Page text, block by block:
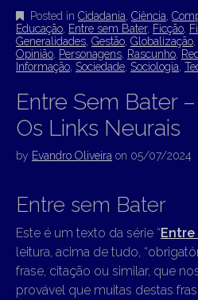
Posted in Cidadania Ciência
Educação Entre sem Bater, Ficção
Generalidades Gestão Globalização
Opinião Personagens Rascunho
Informação Sociedade Sociologia
Entre Sem Bater
Os Links Neurais
by Evandro Oliveira on 05/07/2024
Entre sem Bater
Este é um texto da série “Entre
leitura, acima de tudo,
frase, citação ou similar, que
provável que muitas destas